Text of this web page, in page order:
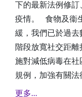
下的最新法例修
疫情。 食物及衞
緩，我們已於過
階段放寬社交距
施對減低病毒在社
規例，加強有關
更多...